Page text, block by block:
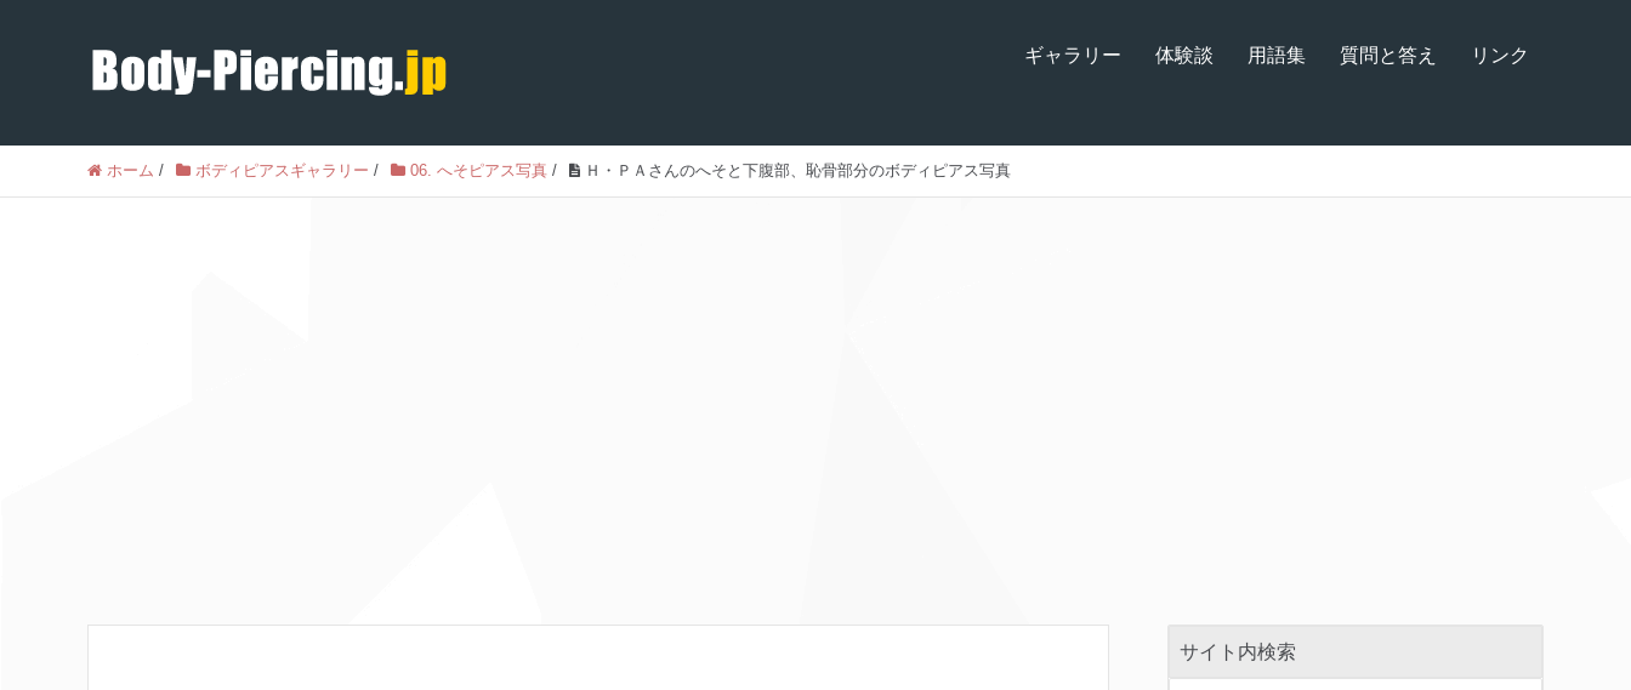
ギャラリー 体験談 用語集 質問と答え リンク
ホーム / ボディピアスギャラリー / 06. へそピアス写真 / Ｈ・ＰＡさんのへそと下腹部、恥骨部分のボディピアス写真
サイト内検索